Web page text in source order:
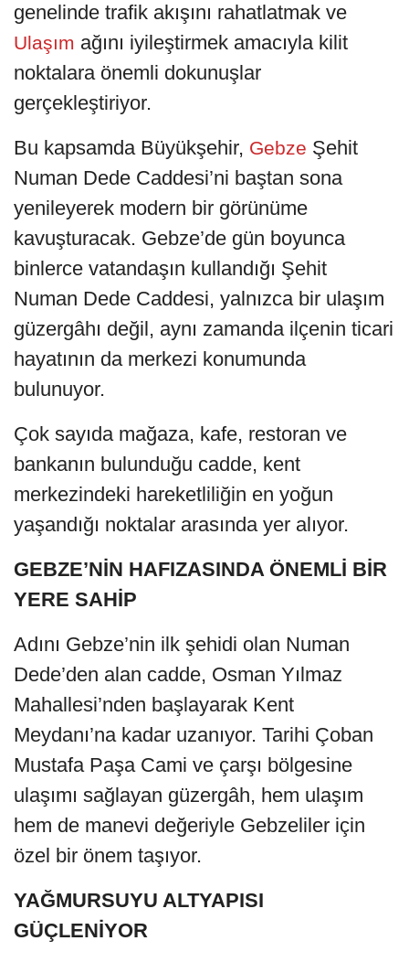
genelinde trafik akışını rahatlatmak ve
Ulaşım ağını iyileştirmek amacıyla kilit
noktalara önemli dokunuşlar
gerçekleştiriyor.
Bu kapsamda Büyükşehir, Gebze Şehit
Numan Dede Caddesi’ni baştan sona
yenileyerek modern bir görünüme
kavuşturacak. Gebze’de gün boyunca
binlerce vatandaşın kullandığı Şehit
Numan Dede Caddesi, yalnızca bir ulaşım
güzergâhı değil, aynı zamanda ilçenin ticari
hayatının da merkezi konumunda
bulunuyor.
Çok sayıda mağaza, kafe, restoran ve
bankanın bulunduğu cadde, kent
merkezindeki hareketliliğin en yoğun
yaşandığı noktalar arasında yer alıyor.
GEBZE’NİN HAFIZASINDA ÖNEMLİ BİR
YERE SAHİP
Adını Gebze’nin ilk şehidi olan Numan
Dede’den alan cadde, Osman Yılmaz
Mahallesi’nden başlayarak Kent
Meydanı’na kadar uzanıyor. Tarihi Çoban
Mustafa Paşa Cami ve çarşı bölgesine
ulaşımı sağlayan güzergâh, hem ulaşım
hem de manevi değeriyle Gebzeliler için
özel bir önem taşıyor.
YAĞMURSUYU ALTYAPISI
GÜÇLENİYOR